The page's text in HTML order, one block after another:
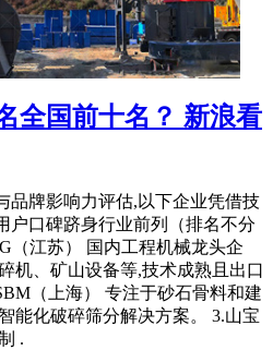
全国前十名？ 新浪看
品牌影响力评估,以下企业凭借技
户口碑跻身行业前列（排名不分
（江苏） 国内工程机械龙头企
机、矿山设备等,技术成熟且出口
（上海） 专注于砂石骨料和建
能化破碎筛分解决方案。 3.山宝
.